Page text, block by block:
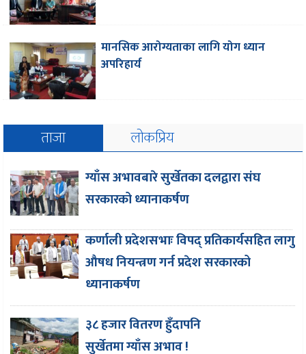
मानसिक आरोग्यताका लागि योग ध्यान
अपरिहार्य
ताजा लोकप्रिय
ग्याँस अभावबारे सुर्खेतका दलद्वारा संघ
सरकारको ध्यानाकर्षण
कर्णाली प्रदेशसभाः विपद् प्रतिकार्यसहित लागु
औषध नियन्त्रण गर्न प्रदेश सरकारको
ध्यानाकर्षण
३८ हजार वितरण हुँदापनि
सुर्खेतमा ग्याँस अभाव !